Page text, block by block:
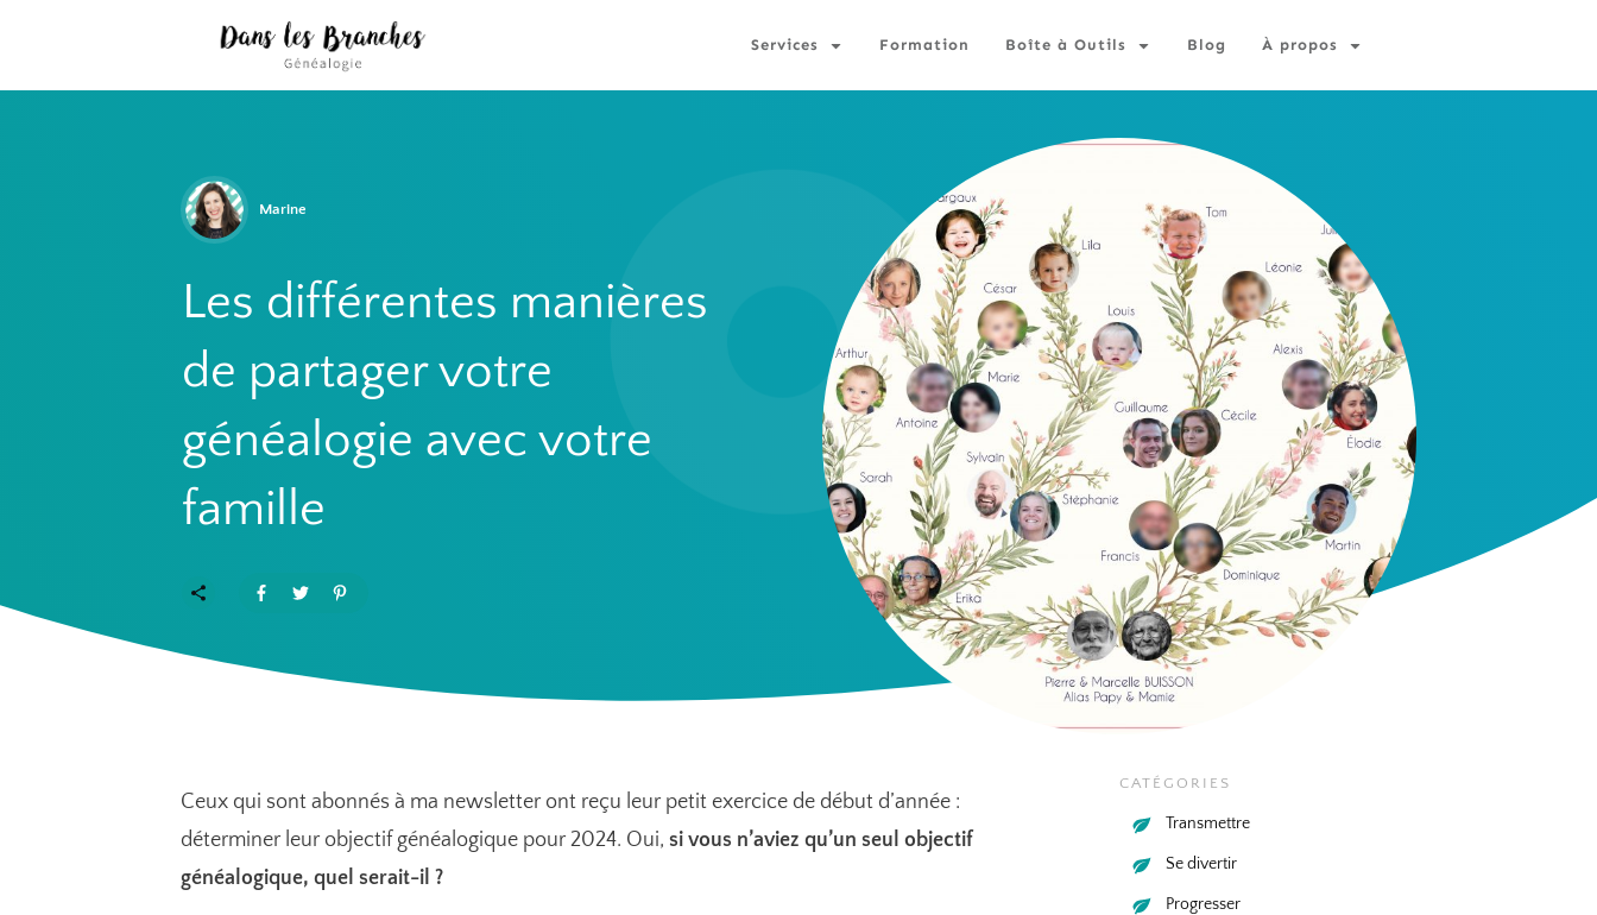
Services Formation Boîte à Outils Blog À propos
Marine
Les différentes manières
de partager votre
généalogie avec votre
famille
Ceux qui sont abonnés à ma newsletter ont reçu leur petit exercice de début d’année :
déterminer leur objectif généalogique pour 2024. Oui, si vous n’aviez qu’un seul objectif
généalogique, quel serait-il ?
CATÉGORIES
Transmettre
Se divertir
Progresser